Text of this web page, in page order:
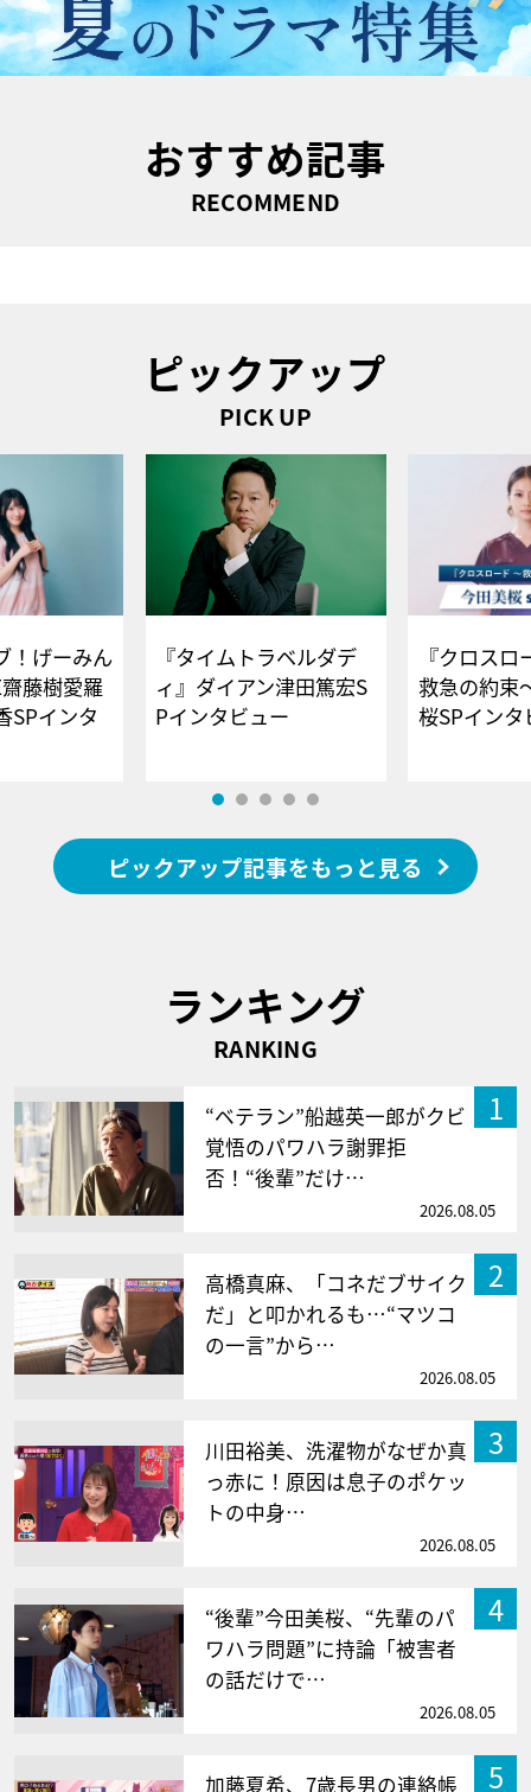
おすすめ記事
RECOMMEND
ピックアップ
PICK UP
！げーみん
藤樹愛羅
SPインタ
『タイムトラベルダデ
ィ』ダイアン津田篤宏S
Pインタビュー
『クロス
救急の約束
桜SPイ
ピックアップ記事をもっと見る
ランキング
RANKING
1
“ベテラン”船越英一郎がクビ
覚悟のパワハラ謝罪拒
否！“後輩”だけ…
2026.08.05
2
高橋真麻、「コネだブサイク
だ」と叩かれるも…“マツコ
の一言”から…
2026.08.05
3
川田裕美、洗濯物がなぜか真
っ赤に！原因は息子のポケッ
トの中身…
2026.08.05
4
“後輩”今田美桜、“先輩のパ
ワハラ問題”に持論「被害者
の話だけで…
2026.08.05
5
加藤夏希、7歳長男の連絡帳